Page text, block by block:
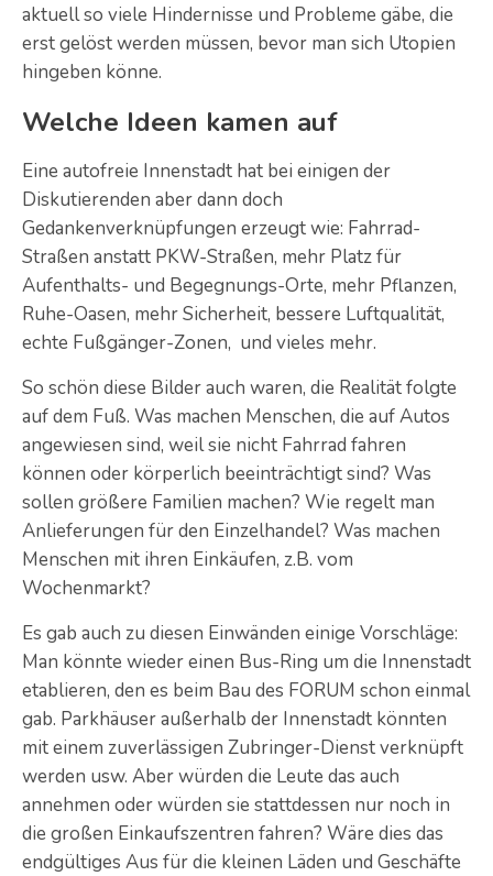
aktuell so viele Hindernisse und Probleme gäbe, die
erst gelöst werden müssen, bevor man sich Utopien
hingeben könne.
Welche Ideen kamen auf
Eine autofreie Innenstadt hat bei einigen der
Diskutierenden aber dann doch
Gedankenverknüpfungen erzeugt wie: Fahrrad-
Straßen anstatt PKW-Straßen, mehr Platz für
Aufenthalts- und Begegnungs-Orte, mehr Pflanzen,
Ruhe-Oasen, mehr Sicherheit, bessere Luftqualität,
echte Fußgänger-Zonen, und vieles mehr.
So schön diese Bilder auch waren, die Realität folgte
auf dem Fuß. Was machen Menschen, die auf Autos
angewiesen sind, weil sie nicht Fahrrad fahren
können oder körperlich beeinträchtigt sind? Was
sollen größere Familien machen? Wie regelt man
Anlieferungen für den Einzelhandel? Was machen
Menschen mit ihren Einkäufen, z.B. vom
Wochenmarkt?
Es gab auch zu diesen Einwänden einige Vorschläge:
Man könnte wieder einen Bus-Ring um die Innenstadt
etablieren, den es beim Bau des FORUM schon einmal
gab. Parkhäuser außerhalb der Innenstadt könnten
mit einem zuverlässigen Zubringer-Dienst verknüpft
werden usw. Aber würden die Leute das auch
annehmen oder würden sie stattdessen nur noch in
die großen Einkaufszentren fahren? Wäre dies das
endgültiges Aus für die kleinen Läden und Geschäfte